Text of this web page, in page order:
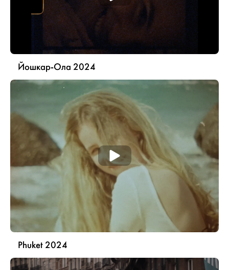
Йошкар-Ола 2024
Phuket 2024